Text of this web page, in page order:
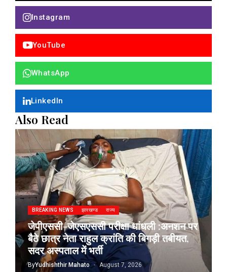
Instagram
YouTube
WhatsApp
LinkedIn
Also Read
BREAKING NEWS झारखण्ड राज्य
जेपीएससी-जेएसएससी परीक्षा धांधली :अनशन पर
बैठे छात्र नेता राहुल क्रांति की बिगड़ी तबीयत,
सदर अस्पताल में भर्ती
ByYudhishthir Mahato August 7, 2026